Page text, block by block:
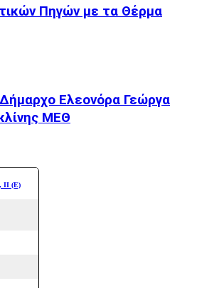
Πηγών με τα Θέρμα
Ελεονόρα Γεώργα
ΜΕΘ